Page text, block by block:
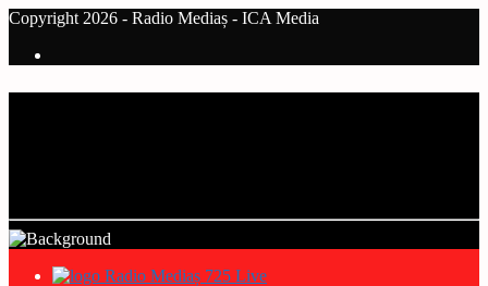
Copyright 2026 - Radio Mediaș - ICA Media
Radio Mediaș 725 Live